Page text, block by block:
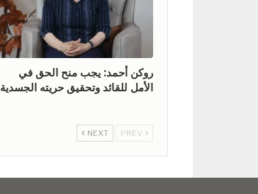
روكن أحمد: يجب منح الحق في
الأمل للقائد وتحقيق حريته الجسدية
NEXT